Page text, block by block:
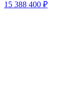
15 388 400 ₽